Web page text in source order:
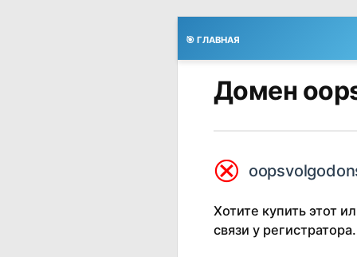
🎯 ГЛАВНАЯ
Домен
⮿
Хотите купить этот
связи у регистратора.